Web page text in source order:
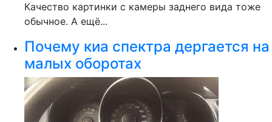
Качество картинки с камеры заднего вида тоже
обычное. А ещё...
Почему киа спектра дергается на
малых оборотах